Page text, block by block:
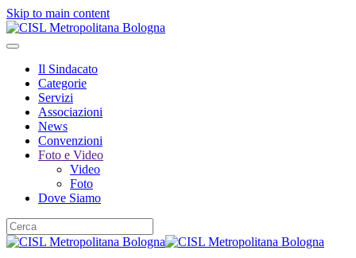
Skip to main content
Il Sindacato
Categorie
Servizi
Associazioni
News
Convenzioni
Foto e Video
Video
Foto
Dove Siamo